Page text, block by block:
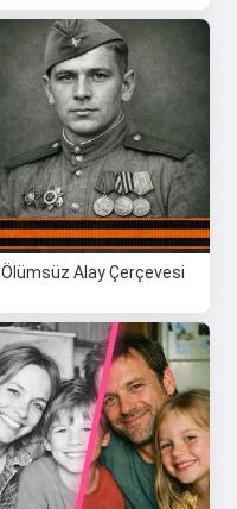
Ölümsüz Alay Çerçevesi